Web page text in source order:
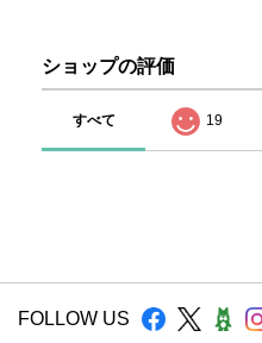
ショップの評価
すべて 19
FOLLOW US